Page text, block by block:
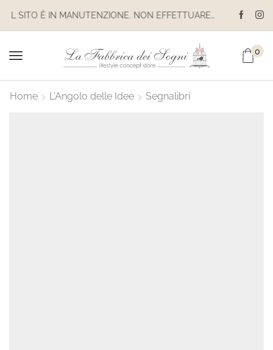
IL SITO È IN MANUTENZIONE. NON EFFETTUARE ACQUISTI. LE SPEDIZIONI SONO SOSPESE
0
Home L'Angolo delle Idee Segnalibri